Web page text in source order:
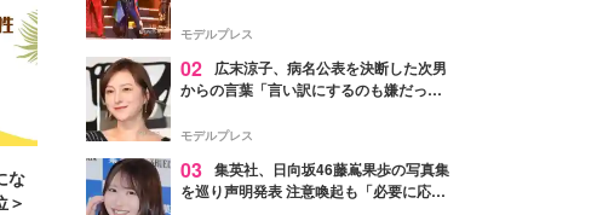
な
＞
進んで夢を掴みたい」【ゲネプロレポ】
モデルプレス
02
広末涼子、病名公表を決断した次男
からの言葉「言い訳にするのも嫌だっ
モデルプレス
03 集英社、日向坂46藤嶌果歩の写真集
を巡り声明発表 注意喚起も「必要に応じ